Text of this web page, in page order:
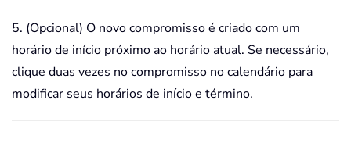
5. (Opcional) O novo compromisso é criado com um
horário de início próximo ao horário atual. Se necessário,
clique duas vezes no compromisso no calendário para
modificar seus horários de início e término.